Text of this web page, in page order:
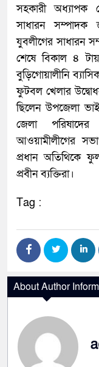
সহকারী অধ্যাপক
সাধারন সম্পাদক
যুবলীগের সাধারন
শেষে বিকাল ৪
বুড়িগোয়ালীনি
ফুটবল খেলার
ছিলেন উপজেলা
জেলা
আওয়ামীলীগের
প্রধান অতিথিকে
প্রবীন ব্যক্তিরা।
Tag :
About Author